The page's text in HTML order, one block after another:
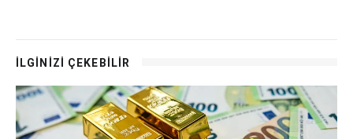
İLGİNİZİ ÇEKEBİLİR